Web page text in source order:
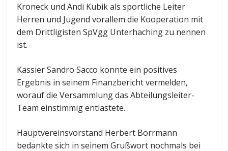
Kroneck und Andi Kubik als sportliche Leiter
Herren und Jugend vorallem die Kooperation mit
dem Drittligisten SpVgg Unterhaching zu nennen
ist.
Kassier Sandro Sacco konnte ein positives
Ergebnis in seinem Finanzbericht vermelden,
worauf die Versammlung das Abteilungsleiter-
Team einstimmig entlastete.
Hauptvereinsvorstand Herbert Borrmann
bedankte sich in seinem Grußwort nochmals bei